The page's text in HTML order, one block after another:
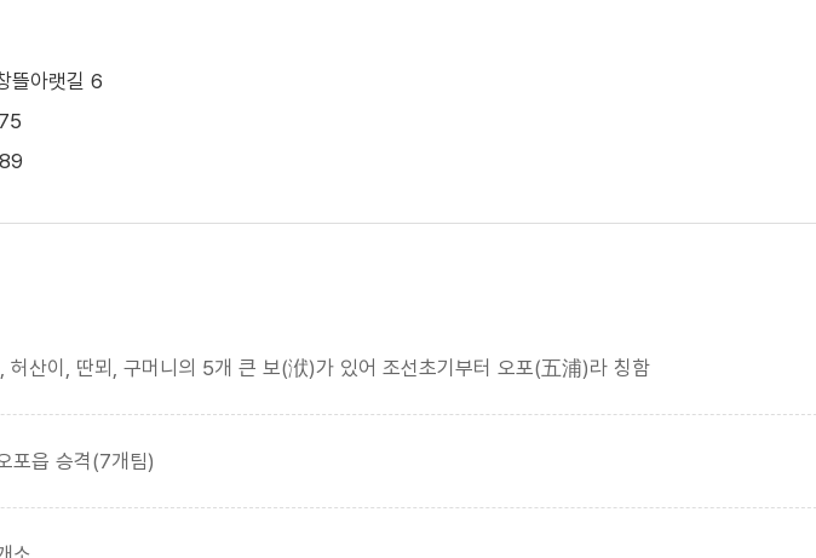
뜰아랫길 6
허산이, 딴뫼, 구머니의 5개 큰 보(洑)가 있어 조선초기부터 오포(五浦)라 칭함
포읍 승격(7개팀)